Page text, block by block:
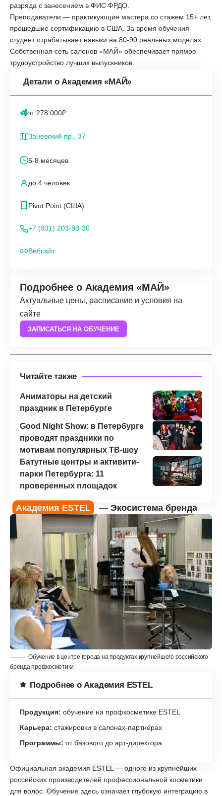
разряда с занесением в ФИС ФРДО.
Преподаватели — практикующие мастера со стажем 15+ лет,
прошедшие сертификацию в США. За время обучения
студент отрабатывает навыки на 80-90 реальных моделях.
Собственная сеть салонов «МАЙ» обеспечивает прямое
трудоустройство лучших выпускников.
Детали о Академия «МАЙ»
от 278 000₽
Заневский пр., 37
6-8 месяцев
до 4 человек
Pivot Point (США)
+7 (931) 203-98-30
Вебсайт
Подробнее о Академия «МАЙ»
Актуальные цены, расписание и условия на
сайте
ЗАПИСАТЬСЯ НА ОБУЧЕНИЕ
Читайте также
Аниматоры на детский
праздник в Петербурге
Good Night Show: в Петербурге
проводят праздники по
мотивам популярных ТВ-шоу
Батутные центры и активити-
парки Петербурга: 11
проверенных площадок
Академия ESTEL — Экосистема бренда
Обучение в центре города на продуктах крупнейшего российского
бренда профкосметики
Подробнее о Академия ESTEL
Продукция: обучение на профкосметике ESTEL
Карьера: стажировки в салонах-партнёрах
Программы: от базового до арт-директора
Официальная академия ESTEL — одного из крупнейших
российских производителей профессиональной косметики
для волос. Обучение здесь означает глубокую интеграцию в